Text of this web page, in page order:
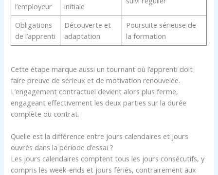
l’employeur
initiale
Obligations
de l’apprenti
Découverte et
adaptation
Poursuite sérieuse de
la formation
Cette étape marque aussi un tournant où l’apprenti doit
faire preuve de sérieux et de motivation renouvelée.
L’engagement contractuel devient alors plus ferme,
engageant effectivement les deux parties sur la durée
complète du contrat.
Quelle est la différence entre jours calendaires et jours
ouvrés dans la période d’essai ?
Les jours calendaires comptent tous les jours consécutifs, y
compris les week-ends et jours fériés, contrairement aux